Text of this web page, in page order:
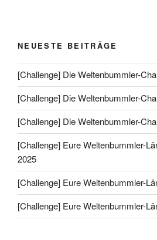
NEUESTE BEITRÄGE
[Challenge] Die Weltenbummler-
[Challenge] Die Weltenbummler-
[Challenge] Die Weltenbummler-
[Challenge] Eure Weltenbummler-
2025
[Challenge] Eure Weltenbummler-
[Challenge] Eure Weltenbummler-